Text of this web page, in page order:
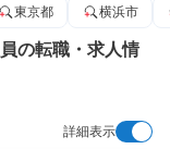
東京都 横浜市
の転職・求人情
詳細表示